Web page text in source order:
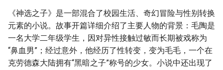
《神选之子》是一部混合了校园生活、奇幻冒险与性别转换
元素的小说。故事开篇详细介绍了主要人物的背景：毛陶是
一名大学二年级学生，因对异性接触过敏而长期被戏称为
“鼻血男”；经过意外，他经历了性转变，变为毛毛，一个在
克劳德森大陆拥有“黑暗之子”称号的少女。小说中还出现了